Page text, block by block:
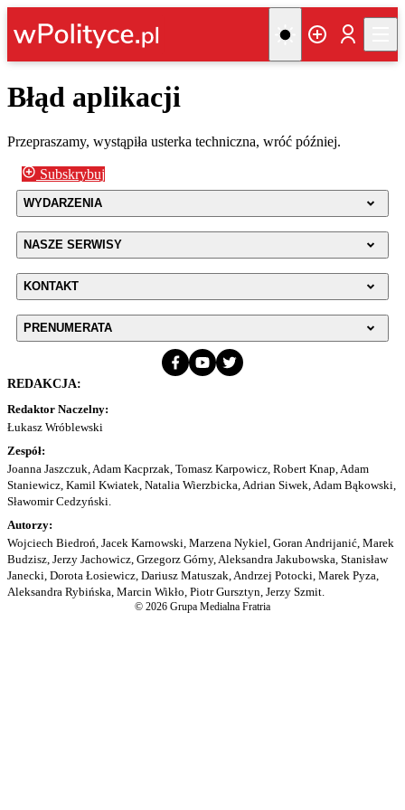
Błąd aplikacji
Przepraszamy, wystąpiła usterka techniczna, wróć później.
Subskrybuj
WYDARZENIA
NASZE SERWISY
KONTAKT
PRENUMERATA
REDAKCJA:
Redaktor Naczelny:
Łukasz Wróblewski
Zespół:
Joanna Jaszczuk, Adam Kacprzak, Tomasz Karpowicz, Robert Knap, Adam
Staniewicz, Kamil Kwiatek, Natalia Wierzbicka, Adrian Siwek, Adam Bąkowski,
Sławomir Cedzyński.
Autorzy:
Wojciech Biedroń, Jacek Karnowski, Marzena Nykiel, Goran Andrijanić, Marek
Budzisz, Jerzy Jachowicz, Grzegorz Górny, Aleksandra Jakubowska, Stanisław
Janecki, Dorota Łosiewicz, Dariusz Matuszak, Andrzej Potocki, Marek Pyza,
Aleksandra Rybińska, Marcin Wikło, Piotr Gursztyn, Jerzy Szmit.
© 2026 Grupa Medialna Fratria